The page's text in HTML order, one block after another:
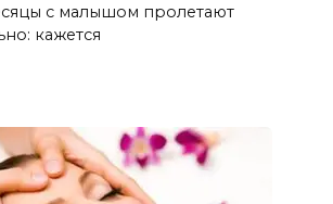
с малышом пролетают
кажется